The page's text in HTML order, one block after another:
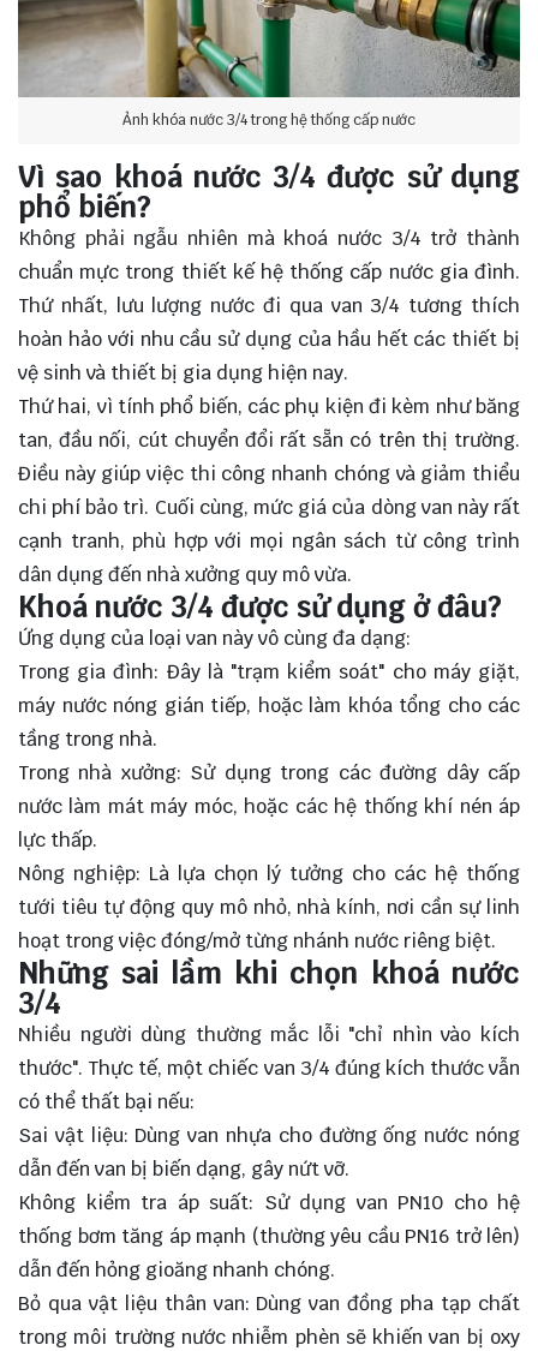
Ảnh khóa nước 3/4 trong hệ thống cấp nước
Vì sao khoá nước 3/4 được sử dụng
phổ biến?
Không phải ngẫu nhiên mà khoá nước 3/4 trở thành
chuẩn mực trong thiết kế hệ thống cấp nước gia đình.
Thứ nhất, lưu lượng nước đi qua van 3/4 tương thích
hoàn hảo với nhu cầu sử dụng của hầu hết các thiết bị
vệ sinh và thiết bị gia dụng hiện nay.
Thứ hai, vì tính phổ biến, các phụ kiện đi kèm như băng
tan, đầu nối, cút chuyển đổi rất sẵn có trên thị trường.
Điều này giúp việc thi công nhanh chóng và giảm thiểu
chi phí bảo trì. Cuối cùng, mức giá của dòng van này rất
cạnh tranh, phù hợp với mọi ngân sách từ công trình
dân dụng đến nhà xưởng quy mô vừa.
Khoá nước 3/4 được sử dụng ở đâu?
Ứng dụng của loại van này vô cùng đa dạng:
Trong gia đình: Đây là "trạm kiểm soát" cho máy giặt,
máy nước nóng gián tiếp, hoặc làm khóa tổng cho các
tầng trong nhà.
Trong nhà xưởng: Sử dụng trong các đường dây cấp
nước làm mát máy móc, hoặc các hệ thống khí nén áp
lực thấp.
Nông nghiệp: Là lựa chọn lý tưởng cho các hệ thống
tưới tiêu tự động quy mô nhỏ, nhà kính, nơi cần sự linh
hoạt trong việc đóng/mở từng nhánh nước riêng biệt.
Những sai lầm khi chọn khoá nước
3/4
Nhiều người dùng thường mắc lỗi "chỉ nhìn vào kích
thước". Thực tế, một chiếc van 3/4 đúng kích thước vẫn
có thể thất bại nếu:
Sai vật liệu: Dùng van nhựa cho đường ống nước nóng
dẫn đến van bị biến dạng, gây nứt vỡ.
Không kiểm tra áp suất: Sử dụng van PN10 cho hệ
thống bơm tăng áp mạnh (thường yêu cầu PN16 trở lên)
dẫn đến hỏng gioăng nhanh chóng.
Bỏ qua vật liệu thân van: Dùng van đồng pha tạp chất
trong môi trường nước nhiễm phèn sẽ khiến van bị oxy